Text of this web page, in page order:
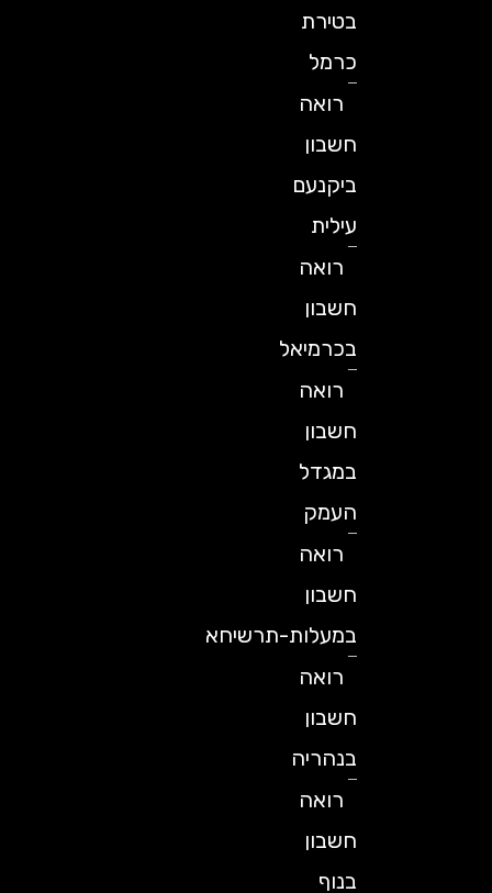
בטירת
כרמל
רואה
חשבון
ביקנעם
עילית
רואה
חשבון
בכרמיאל
רואה
חשבון
במגדל
העמק
רואה
חשבון
במעלות-תרשיחא
רואה
חשבון
בנהריה
רואה
חשבון